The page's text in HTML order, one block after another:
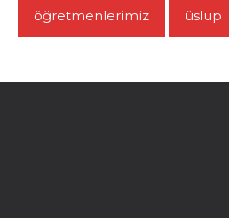
öğretmenlerimiz üslup